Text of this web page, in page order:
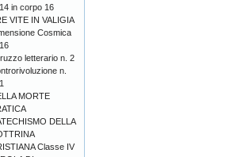
in corpo 16
VITE IN VALIGIA
Cosmica
letterario n. 2
n.
MORTE
DELLA
Classe IV